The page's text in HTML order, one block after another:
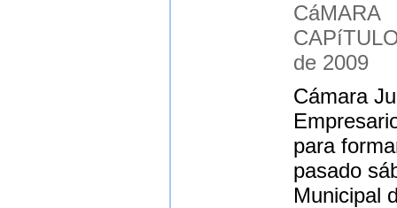
de 2009
Cámara
para
pasado
Municipal